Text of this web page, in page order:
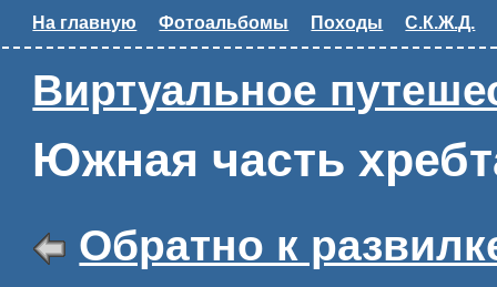
На главную Фотоальбомы Походы С.К.Ж.Д.
Виртуальное
Южная часть
Обратно к